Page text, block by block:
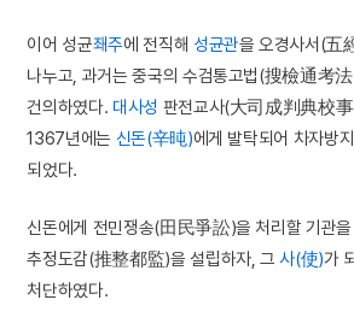
이어 성균좨주에 전직해 성균관을 오경사서(五
나누고, 과거는 중국의 수검통고법(搜檢通考
건의하였다. 대사성 판전교사(大司成判典校事
1367년에는 신돈(辛旽)에게 발탁되어 차자방
되었다.
신돈에게 전민쟁송(田民爭訟)을 처리할 기관을
추정도감(推整都監)을 설립하자, 그사(使)가
처단하였다.